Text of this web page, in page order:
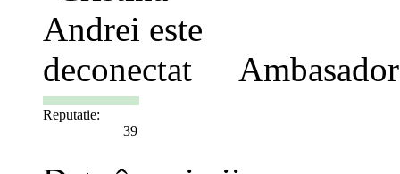
Ambasador
Reputatie:
39